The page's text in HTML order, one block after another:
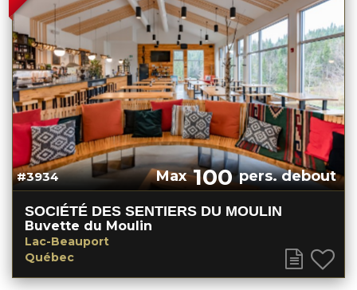
#3934 Max100pers. debout
SOCIÉTÉ DES SENTIERS DU MOULIN
Buvette du Moulin
Lac-Beauport
Québec